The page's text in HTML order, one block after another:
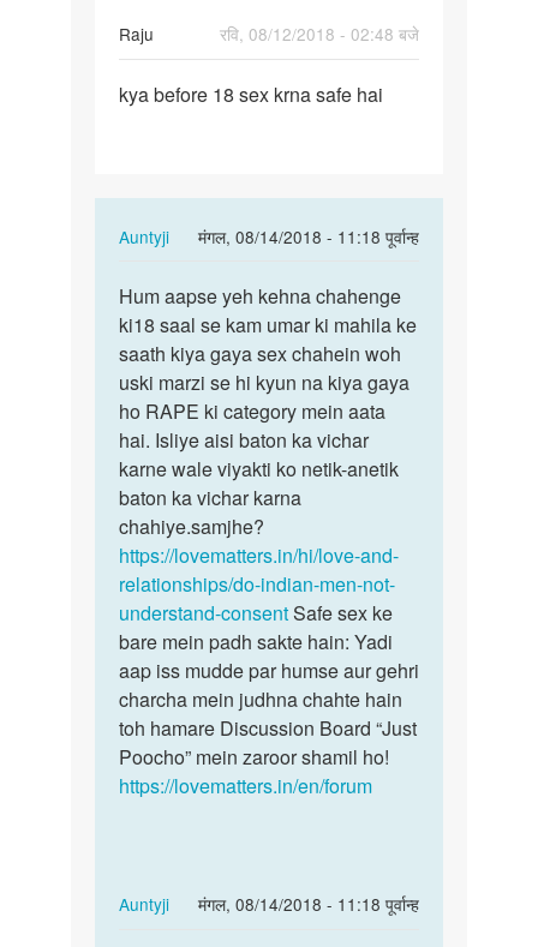
Raju
रवि, 08/12/2018 - 02:48 बजे
kya
safe…
kya before 18 sex krna safe hai
Auntyji
मंगल, 08/14/2018 - 11:18 पूर्वान्ह
In
to
kya
before
18
sex
krna
safe…
by
Raju
Hum
aapse
yeh
kehna
chahenge…
Hum aapse yeh kehna chahenge
ki18 saal se kam umar ki mahila ke
saath kiya gaya sex chahein woh
uski marzi se hi kyun na kiya gaya
ho RAPE ki category mein aata
hai. Isliye aisi baton ka vichar
karne wale viyakti ko netik-anetik
baton ka vichar karna
chahiye.samjhe?
https://lovematters.in/hi/love-and-
relationships/do-indian-men-not-
understand-consentSafe sex ke
bare mein padh sakte hain: Yadi
aap iss mudde par humse aur gehri
charcha mein judhna chahte hain
toh hamare Discussion Board “Just
Poocho” mein zaroor shamil ho!
https://lovematters.in/en/forum
Auntyji
मंगल, 08/14/2018 - 11:18 पूर्वान्ह
In